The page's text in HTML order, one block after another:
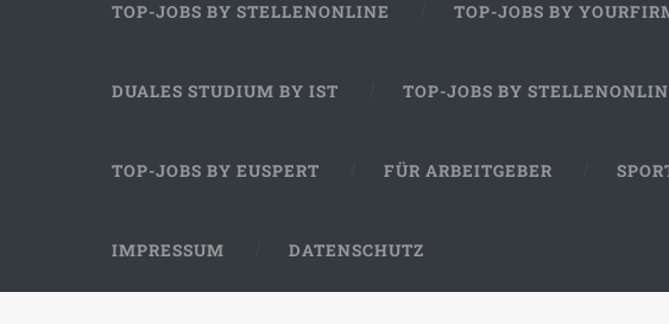
TOP-JOBS BY STELLENONLINE TOP-JOBS BY
DUALES STUDIUM BY IST TOP-JOBS BY
TOP-JOBS BY EUSPERT FÜR ARBEITGEBER
IMPRESSUM DATENSCHUTZ